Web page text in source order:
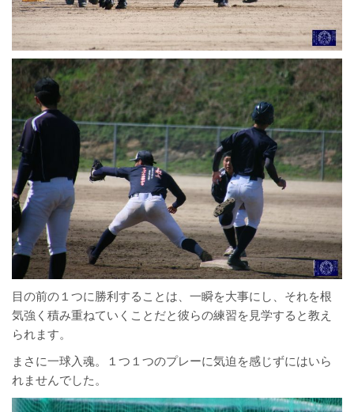
目の前の１つに勝利することは、一瞬を大事にし、それを根
気強く積み重ねていくことだと彼らの練習を見学すると教え
られます。
まさに一球入魂。１つ１つのプレーに気迫を感じずにはいら
れませんでした。